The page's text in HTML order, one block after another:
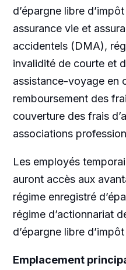
d’épargne libre
assurance vie et
accidentels (DMA),
invalidité de courte et
assistance-voyage en
remboursement des
couverture des frais
associations
Les employés
auront accès aux
régime enregistré
régime d’actionnariat
d’épargne libre
Emplacement